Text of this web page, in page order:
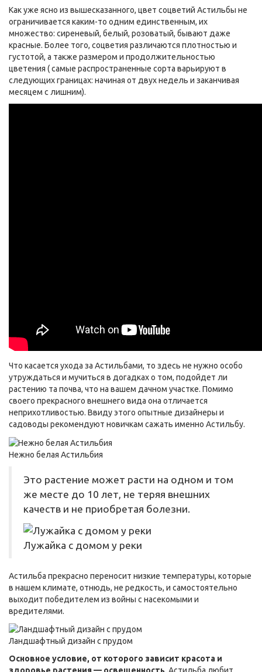
Как уже ясно из вышесказанного, цвет соцветий Астильбы не
ограничивается каким-то одним единственным, их
множество: сиреневый, белый, розоватый, бывают даже
красные. Более того, соцветия различаются плотностью и
густотой, а также размером и продолжительностью
цветения ( самые распространенные сорта варьируют в
следующих границах: начиная от двух недель и заканчивая
месяцем с лишним).
Что касается ухода за Астильбами, то здесь не нужно особо
утруждаться и мучиться в догадках о том, подойдет ли
растению та почва, что на вашем дачном участке. Помимо
своего прекрасного внешнего вида она отличается
неприхотливостью. Ввиду этого опытные дизайнеры и
садоводы рекомендуют новичкам сажать именно Астильбу.
Нежно белая Астильбия
Это растение может расти на одном и том
же месте до 10 лет, не теряя внешних
качеств и не приобретая болезни.
Лужайка с домом у реки
Астильба прекрасно переносит низкие температуры, которые
в нашем климате, отнюдь, не редкость, и самостоятельно
выходит победителем из войны с насекомыми и
вредителями.
Ландшафтный дизайн с прудом
Основное условие, от которого зависит красота и